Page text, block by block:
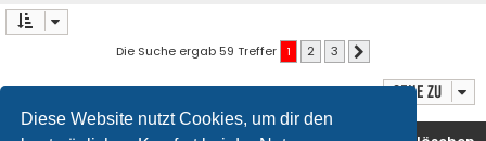
Diese Website nutzt Cookies, um dir den
Die Suche ergab 59 Treffer 1 2 3
Gehe zu